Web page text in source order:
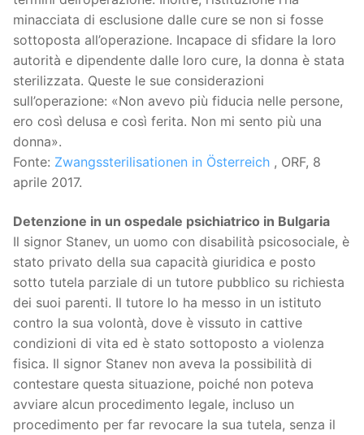
minacciata di esclusione dalle cure se non si fosse
sottoposta all’operazione. Incapace di sfidare la loro
autorità e dipendente dalle loro cure, la donna è stata
sterilizzata. Queste le sue considerazioni
sull’operazione: «Non avevo più fiducia nelle persone,
ero così delusa e così ferita. Non mi sento più una
donna».
Fonte: Zwangssterilisationen in Österreich , ORF, 8
aprile 2017.
Detenzione in un ospedale psichiatrico in Bulgaria
Il signor Stanev, un uomo con disabilità psicosociale, è
stato privato della sua capacità giuridica e posto
sotto tutela parziale di un tutore pubblico su richiesta
dei suoi parenti. Il tutore lo ha messo in un istituto
contro la sua volontà, dove è vissuto in cattive
condizioni di vita ed è stato sottoposto a violenza
fisica. Il signor Stanev non aveva la possibilità di
contestare questa situazione, poiché non poteva
avviare alcun procedimento legale, incluso un
procedimento per far revocare la sua tutela, senza il